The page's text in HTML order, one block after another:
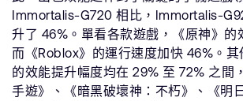
Immortalis-G720 相比，Immortalis-
升了 46%。單看各款遊戲，《原神》的
而《Roblox》的運行速度加快 46%。其
的效能提升幅度均在 29% 至 72% 之間
手遊》、《暗黑破壞神：不朽》、《明